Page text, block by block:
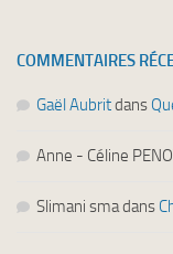
COMMENTAIRES
Gaël Aubritdans
Anne - Céline
Slimani smadans